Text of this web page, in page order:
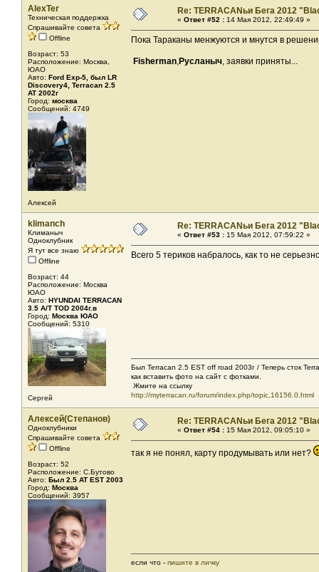
AlexTer
Техническая поддержка
Спрашивайте совета
Offline
Возраст: 53
Расположение: Москва,
ЮАО
Авто: Ford Exp-5, был LR
Discovery4, Terracan 2.5
AT 2002г
Город: москва
Сообщений: 4749
Алексей
Re: TERRACANьи Бега 2012
« Ответ #52 : 14 Мая 2012, 22:49:49 »
Пока Тараканы менжуются и мнутся в
Fisherman,Русланыч, заявки приняты...
klimanch
Климаныч
Одноклубник
Я тут все знаю
Offline
Возраст: 44
Расположение: Москва
ЮАО
Авто: HYUNDAI TERRACAN
3.5 A/T TOD 2004г.в
Город: Москва ЮАО
Сообщений: 5310
Сергей
Re: TERRACANьи Бега 2012
« Ответ #53 : 15 Мая 2012, 07:59:22 »
Всего 5 териков набралось, как то не
Был Terracan 2.5 EST off road 2003г / Теперь сток
как вставить фото на сайт с фотками.
Жмите на ссылку
http://myterracan.ru/forum/index.php/topic,16156.0.html
Алексей(Степанов)
Одноклубники
Спрашивайте совета
Offline
Возраст: 52
Расположение: С.Бутово
Авто: Был 2.5 AT EST 2003
Город: Москва
Сообщений: 3957
Re: TERRACANьи Бега 2012
« Ответ #54 : 15 Мая 2012, 09:05:10 »
так я не понял, карту продумывать или нет?
если что - пишите в личку